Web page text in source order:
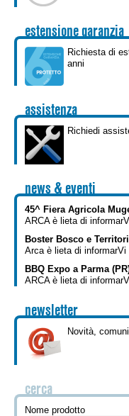
estensione garanzia
Richiesta di
anni
assistenza
Richiedi
news & eventi
45^ Fiera Agricola
ARCA è lieta di
Boster Bosco e
Arca è lieta di informarVi
BBQ Expo a Parma
ARCA è lieta di
newsletter
Novità,
cerca
Nome prodotto